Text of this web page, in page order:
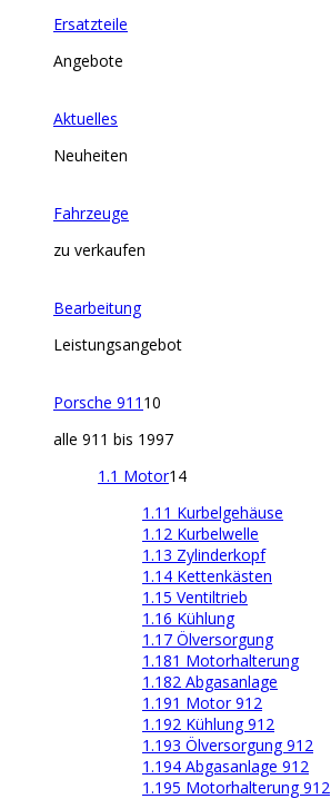
Ersatzteile
Angebote
Aktuelles
Neuheiten
Fahrzeuge
zu verkaufen
Bearbeitung
Leistungsangebot
Porsche 911 10
alle 911 bis 1997
1.1 Motor14
1.11 Kurbelgehäuse
1.12 Kurbelwelle
1.13 Zylinderkopf
1.14 Kettenkästen
1.15 Ventiltrieb
1.16 Kühlung
1.17 Ölversorgung
1.181 Motorhalterung
1.182 Abgasanlage
1.191 Motor 912
1.192 Kühlung 912
1.193 Ölversorgung 912
1.194 Abgasanlage 912
1.195 Motorhalterung 912